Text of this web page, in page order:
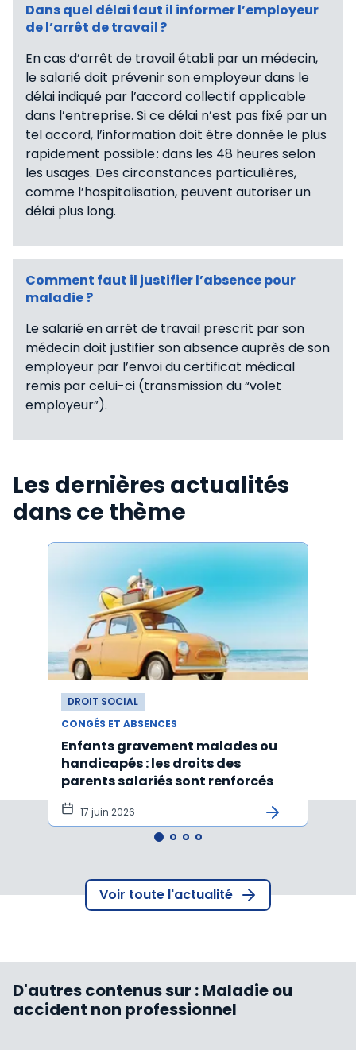
Dans quel délai faut il informer l’employeur
de l’arrêt de travail ?
En cas d’arrêt de travail établi par un médecin,
le salarié doit prévenir son employeur dans le
délai indiqué par l’accord collectif applicable
dans l’entreprise. Si ce délai n’est pas fixé par un
tel accord, l’information doit être donnée le plus
rapidement possible : dans les 48 heures selon
les usages. Des circonstances particulières,
comme l’hospitalisation, peuvent autoriser un
délai plus long.
Comment faut il justifier l’absence pour
maladie ?
Le salarié en arrêt de travail prescrit par son
médecin doit justifier son absence auprès de son
employeur par l’envoi du certificat médical
remis par celui-ci (transmission du “volet
employeur”).
Les dernières actualités
dans ce thème
DROIT SOCIAL
CONGÉS ET ABSENCES
Enfants gravement malades ou
handicapés : les droits des
parents salariés sont renforcés
17 juin 2026
Voir toute l'actualité
D'autres contenus sur :Maladie ou
accident non professionnel